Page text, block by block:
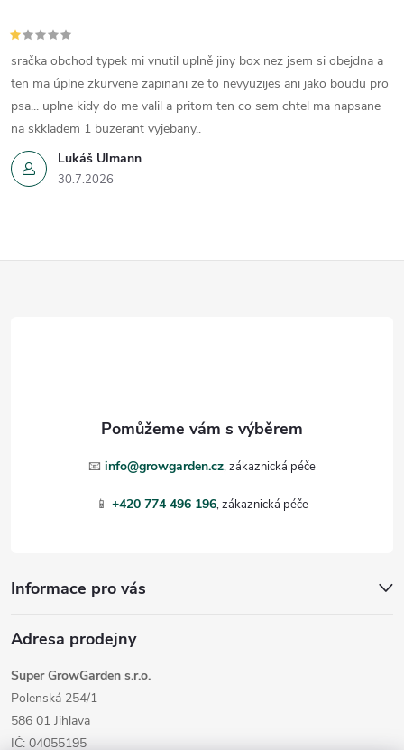
Lukáš Ulmann
30.7.2026
sračka obchod typek mi vnutil uplně jiny box nez jsem si obejdna a
ten ma úplne zkurvene zapinani ze to nevyuzijes ani jako boudu pro
psa... uplne kidy do me valil a pritom ten co sem chtel ma napsane
na skkladem 1 buzerant vyjebany..
📧 info@growgarden.cz
📱 +420 774 496 196
Informace pro vás
Adresa prodejny
Super GrowGarden s.r.o.
Polenská 254/1
586 01 Jihlava
IČ: 04055195